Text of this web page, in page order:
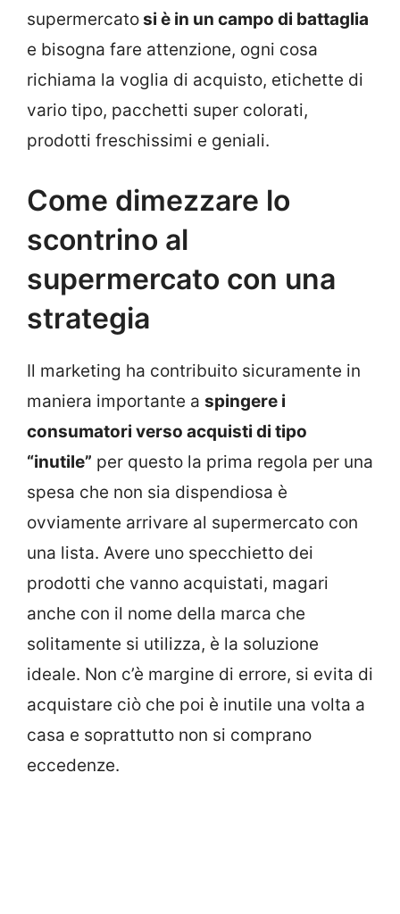
supermercatosi è in un campo di battaglia
e bisogna fare attenzione, ogni cosa
richiama la voglia di acquisto, etichette di
vario tipo, pacchetti super colorati,
prodotti freschissimi e geniali.
Come dimezzare lo
scontrino al
supermercato con una
strategia
Il marketing ha contribuito sicuramente in
maniera importante a spingere i
consumatori verso acquisti di tipo
“inutile” per questo la prima regola per una
spesa che non sia dispendiosa è
ovviamente arrivare al supermercato con
una lista. Avere uno specchietto dei
prodotti che vanno acquistati, magari
anche con il nome della marca che
solitamente si utilizza, è la soluzione
ideale. Non c’è margine di errore, si evita di
acquistare ciò che poi è inutile una volta a
casa e soprattutto non si comprano
eccedenze.